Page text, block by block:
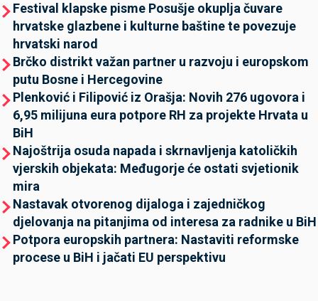
Festival klapske pisme Posušje okuplja čuvare
hrvatske glazbene i kulturne baštine te povezuje
hrvatski narod
Brčko distrikt važan partner u razvoju i europskom
putu Bosne i Hercegovine
Plenković i Filipović iz Orašja: Novih 276 ugovora i
6,95 milijuna eura potpore RH za projekte Hrvata u
BiH
Najoštrija osuda napada i skrnavljenja katoličkih
vjerskih objekata: Međugorje će ostati svjetionik
mira
Nastavak otvorenog dijaloga i zajedničkog
djelovanja na pitanjima od interesa za radnike u BiH
Potpora europskih partnera: Nastaviti reformske
procese u BiH i jačati EU perspektivu